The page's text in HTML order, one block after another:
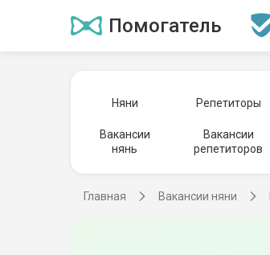
Помогатель
Няни Репетиторы
Вакансии
нянь
Вакансии
репетиторов
Главная Вакансии няни